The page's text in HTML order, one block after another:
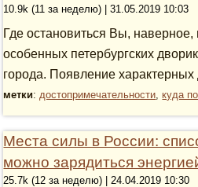
10.9k (11 за неделю) | 31.05.2019 10:03
Где остановиться Вы,
особенных петербургских
города. Появление
метки:достопримечательности,куда
Места силы в России:
можно зарядиться
25.7k (12 за неделю) | 24.04.2019 10:30